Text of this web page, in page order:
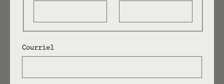
No 288 - Texte-gestes. Performer la critique ALLER AU
THÉÂTRE COMME ON ENTRE EN
AMITIÉ
Courriel